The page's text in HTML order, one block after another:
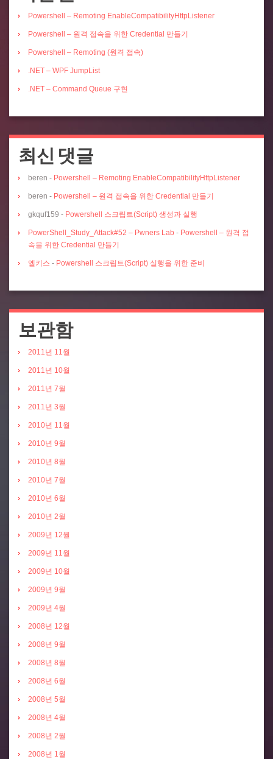
Powershell – Remoting EnableCompatibilityHttpListener
Powershell – 원격 접속을 위한 Credential 만들기
Powershell – Remoting (원격 접속)
.NET – WPF JumpList
.NET – Command Queue 구현
최신 댓글
beren - Powershell – Remoting EnableCompatibilityHttpListener
beren - Powershell – 원격 접속을 위한 Credential 만들기
gkquf159 - Powershell 스크립트(Script) 생성과 실행
PowerShell_Study_Attack#52 – Pwners Lab - Powershell – 원격 접
속을 위한 Credential 만들기
엘키스 - Powershell 스크립트(Script) 실행을 위한 준비
보관함
2011년 11월
2011년 10월
2011년 7월
2011년 3월
2010년 11월
2010년 9월
2010년 8월
2010년 7월
2010년 6월
2010년 2월
2009년 12월
2009년 11월
2009년 10월
2009년 9월
2009년 4월
2008년 12월
2008년 9월
2008년 8월
2008년 6월
2008년 5월
2008년 4월
2008년 2월
2008년 1월